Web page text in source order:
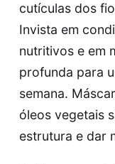
cutículas dos
Invista em
nutritivos e em
profunda para
semana.
óleos vegetais
estrutura e dar